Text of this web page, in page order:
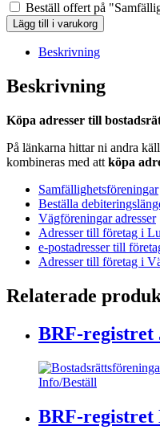
Beställ offert på
BRF-
registret
Borlänge
109
st)
Lägg till i varukorg
Beskrivning
Beskrivning
Köpa adresser till
På länkarna hittar ni andra
kombineras med att köpa
Samfällighetsföreningar
Beställa
Vägföreningar adresser
Adresser till företag i
e-postadresser till
Adresser till företag i
Relaterade
BRF-registret
Info/Beställ
BRF-registret